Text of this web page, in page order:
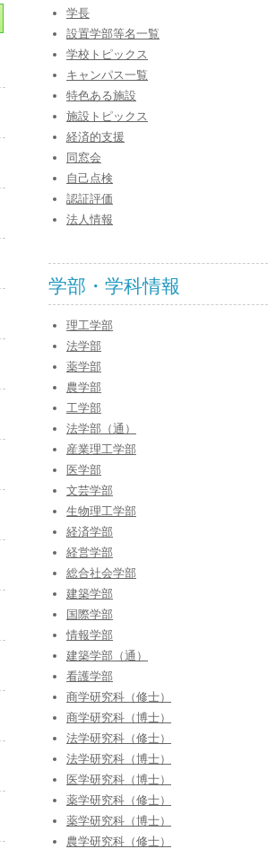
学長
設置学部等名一覧
学校トピックス
キャンパス一覧
特色ある施設
施設トピックス
経済的支援
同窓会
自己点検
認証評価
法人情報
学部・学科情報
理工学部
法学部
薬学部
農学部
工学部
法学部（通）
産業理工学部
医学部
文芸学部
生物理工学部
経済学部
経営学部
総合社会学部
建築学部
国際学部
情報学部
建築学部（通）
看護学部
商学研究科（修士）
商学研究科（博士）
法学研究科（修士）
法学研究科（博士）
医学研究科（博士）
薬学研究科（修士）
薬学研究科（博士）
農学研究科（修士）